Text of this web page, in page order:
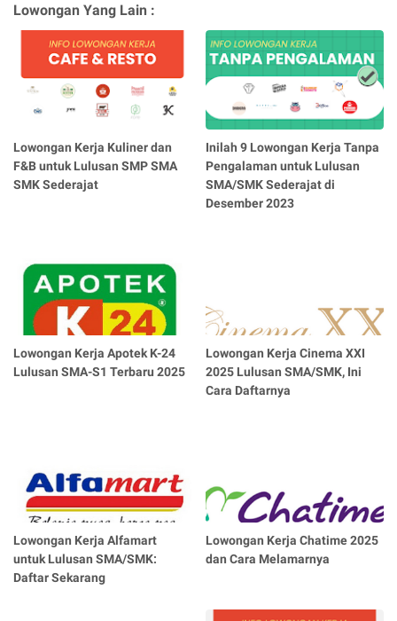
Lowongan Yang Lain :
Lowongan Kerja Kuliner dan
F&B untuk Lulusan SMP SMA
SMK Sederajat
Inilah 9 Lowongan Kerja Tanpa
Pengalaman untuk Lulusan
SMA/SMK Sederajat di
Desember 2023
Lowongan Kerja Apotek K-24
Lulusan SMA-S1 Terbaru 2025
Lowongan Kerja Cinema XXI
2025 Lulusan SMA/SMK, Ini
Cara Daftarnya
Lowongan Kerja Alfamart
untuk Lulusan SMA/SMK:
Daftar Sekarang
Lowongan Kerja Chatime 2025
dan Cara Melamarnya